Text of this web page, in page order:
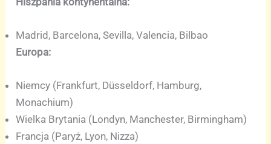
Madrid, Barcelona, Sevilla, Valencia, Bilbao
Europa:
Niemcy (Frankfurt, Düsseldorf, Hamburg,
Monachium)
Wielka Brytania (Londyn, Manchester, Birmingham)
Francja (Paryż, Lyon, Nizza)